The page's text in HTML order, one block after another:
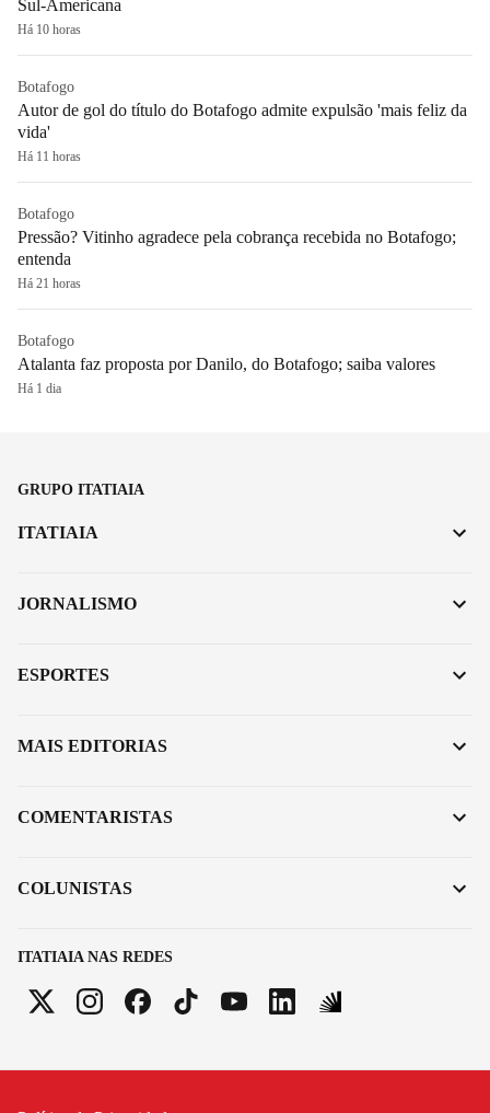
Sul-Americana
Há 10 horas
Botafogo
Autor de gol do título do Botafogo admite expulsão 'mais feliz da
vida'
Há 11 horas
Botafogo
Pressão? Vitinho agradece pela cobrança recebida no Botafogo;
entenda
Há 21 horas
Botafogo
Atalanta faz proposta por Danilo, do Botafogo; saiba valores
Há 1 dia
GRUPO ITATIAIA
ITATIAIA NAS REDES
ITATIAIA
JORNALISMO
ESPORTES
MAIS EDITORIAS
COMENTARISTAS
COLUNISTAS